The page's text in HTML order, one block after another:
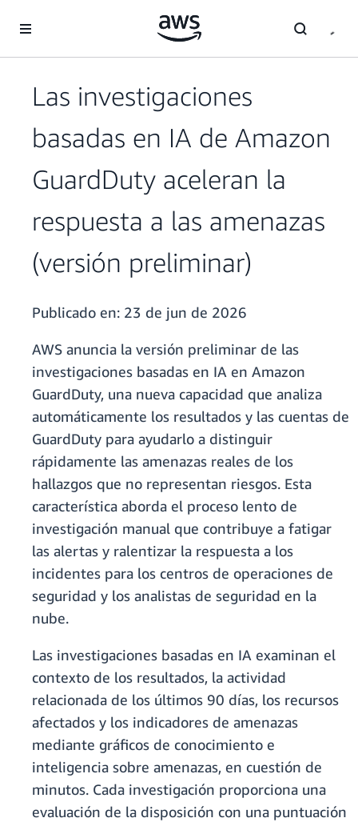
Las investigaciones
basadas en IA de Amazon
GuardDuty aceleran la
respuesta a las amenazas
(versión preliminar)
Publicado en: 23 de jun de 2026
AWS anuncia la versión preliminar de las
investigaciones basadas en IA en Amazon
GuardDuty, una nueva capacidad que analiza
automáticamente los resultados y las cuentas de
GuardDuty para ayudarlo a distinguir
rápidamente las amenazas reales de los
hallazgos que no representan riesgos. Esta
característica aborda el proceso lento de
investigación manual que contribuye a fatigar
las alertas y ralentizar la respuesta a los
incidentes para los centros de operaciones de
seguridad y los analistas de seguridad en la
nube.
Las investigaciones basadas en IA examinan el
contexto de los resultados, la actividad
relacionada de los últimos 90 días, los recursos
afectados y los indicadores de amenazas
mediante gráficos de conocimiento e
inteligencia sobre amenazas, en cuestión de
minutos. Cada investigación proporciona una
evaluación de la disposición con una puntuación